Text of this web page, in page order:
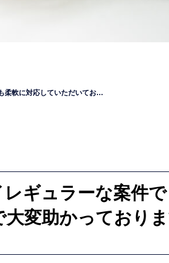
柔軟に対応していただいてお…
ギュラーな案件
変助かっておりま